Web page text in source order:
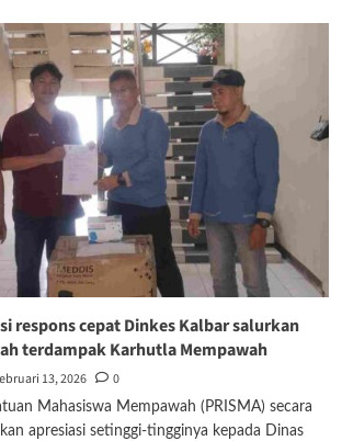
respons cepat Dinkes Kalbar salurkan
terdampak Karhutla Mempawah
13, 2026 0
Mahasiswa Mempawah (PRISMA) secara
apresiasi setinggi-tingginya kepada Dinas